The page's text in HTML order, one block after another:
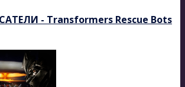
- Transformers Rescue Bots